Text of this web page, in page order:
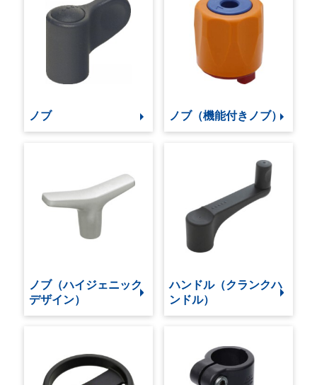
ノブ ノブ（機能付きノブ）
ノブ（ハイジェニック
デザイン）
ハンドル（クランクハ
ンドル）